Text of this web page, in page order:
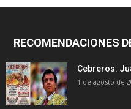
RECOMENDACIONES
Cebreros:
1 de agosto de